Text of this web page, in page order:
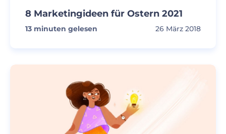
8 Marketingideen für Ostern 2021
13 minuten gelesen 26 März 2018